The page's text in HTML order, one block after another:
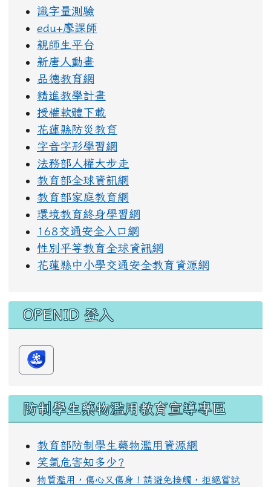
識字量測驗
edu+摩課師
親師生平台
新唐人動畫
品德教育網
精進教學計畫
授權軟體下載
花蓮縣防災教育
字音字形學習網
法務部人權大步走
教育部全球資訊網
教育部家庭教育網
環境教育終身學習網
168交通安全入口網
性別平等教育全球資訊網
花蓮縣中小學交通安全教育資源網
OPENID 登入
防制學生藥物濫用教育宣導專區
教育部防制學生藥物濫用資源網
笑氣危害知多少?
物質濫用，傷心又傷身！請避免接觸，拒絕嘗試